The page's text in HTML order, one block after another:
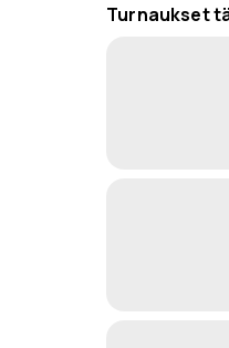
Turnaukset